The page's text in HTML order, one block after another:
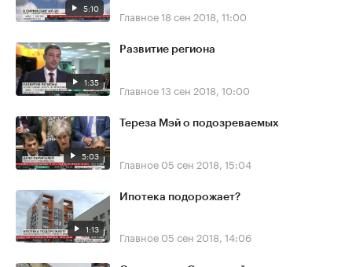
5:10 Главное18 сен 2018, 11:00
1:35
Развитие региона
Главное13 сен 2018, 10:00
5:03
Тереза Мэй о подозреваемых
Главное 05 сен 2018, 15:04
1:13
Ипотека подорожает?
Главное 05 сен 2018, 14:06